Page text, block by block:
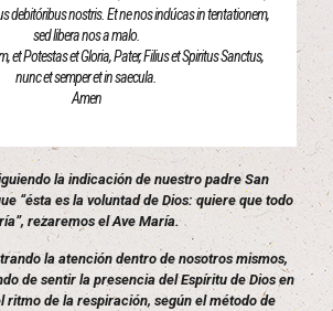
debitóribus nostris. Et ne nos indúcas in tentationem,
sed libera nos a malo.
et Potestas et Gloria, Pater, Filius et Spiritus Sanctus,
nunc et semper et in saecula.
Amen
la indicación de nuestro padre San
“ésta es la voluntad de Dios: quiere que todo
rezaremos el Ave María.
la atención dentro de nosotros mismos,
de sentir la presencia del Espíritu de Dios en
ritmo de la respiración, según el método de